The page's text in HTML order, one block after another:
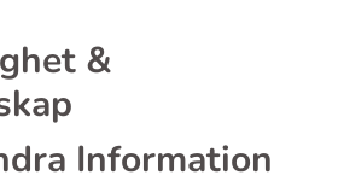
&
Information